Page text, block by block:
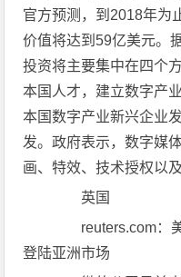
官方预测，到2018年为
价值将达到59亿美元。
投资将主要集中在四个
本国人才，建立数字产
本国数字产业新兴企业
发。政府表示，数字媒
画、特效、技术授权以
英国
reuters.com：美
登陆亚洲市场